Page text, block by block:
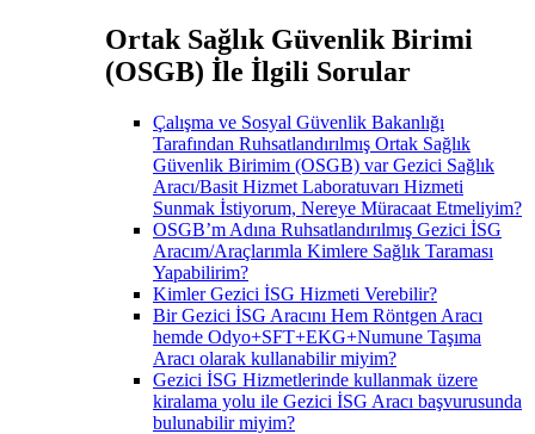
Ortak Sağlık Güvenlik Birimi
(OSGB) İle İlgili Sorular
Çalışma ve Sosyal Güvenlik Bakanlığı
Tarafından Ruhsatlandırılmış Ortak Sağlık
Güvenlik Birimim (OSGB) var Gezici Sağlık
Aracı/Basit Hizmet Laboratuvarı Hizmeti
Sunmak İstiyorum, Nereye Müracaat Etmeliyim?
OSGB’m Adına Ruhsatlandırılmış Gezici İSG
Aracım/Araçlarımla Kimlere Sağlık Taraması
Yapabilirim?
Kimler Gezici İSG Hizmeti Verebilir?
Bir Gezici İSG Aracını Hem Röntgen Aracı
hemde Odyo+SFT+EKG+Numune Taşıma
Aracı olarak kullanabilir miyim?
Gezici İSG Hizmetlerinde kullanmak üzere
kiralama yolu ile Gezici İSG Aracı başvurusunda
bulunabilir miyim?